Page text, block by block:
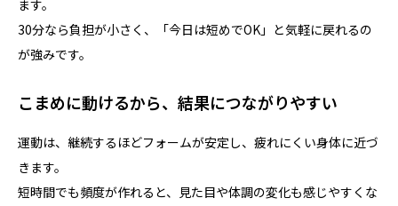
ます。
30分なら負担が小さく、「今日は短めでOK」と気軽に戻れるの
が強みです。
こまめに動けるから、結果につながりやすい
運動は、継続するほどフォームが安定し、疲れにくい身体に近づ
きます。
短時間でも頻度が作れると、見た目や体調の変化も感じやすくな